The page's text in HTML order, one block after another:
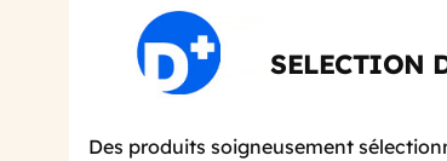
SELECTION
Des produits soigneusement